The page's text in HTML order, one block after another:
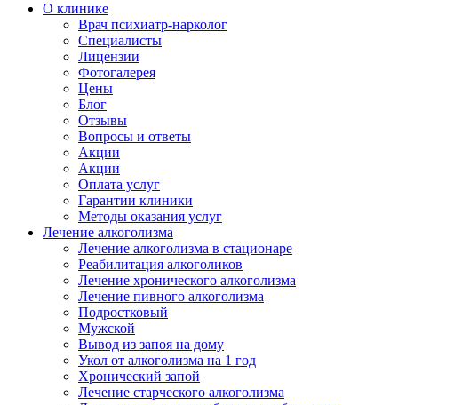
О клинике
Врач психиатр-нарколог
Специалисты
Лицензии
Фотогалерея
Цены
Блог
Отзывы
Вопросы и ответы
Акции
Акции
Оплата услуг
Гарантии клиники
Методы оказания услуг
Лечение алкоголизма
Лечение алкоголизма в стационаре
Реабилитация алкоголиков
Лечение хронического алкоголизма
Лечение пивного алкоголизма
Подростковый
Мужской
Вывод из запоя на дому
Укол от алкоголизма на 1 год
Хронический запой
Лечение старческого алкоголизма